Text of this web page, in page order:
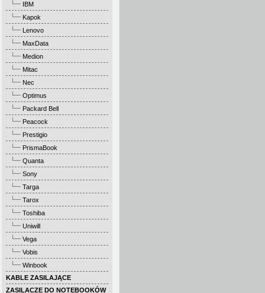
IBM
Kapok
Lenovo
MaxData
Medion
Mitac
Nec
Optimus
Packard Bell
Peacock
Prestigio
PrismaBook
Quanta
Sony
Targa
Tarox
Toshiba
Uniwill
Vega
Vobis
Winbook
KABLE ZASILAJĄCE
ZASILACZE DO NOTEBOOKÓW